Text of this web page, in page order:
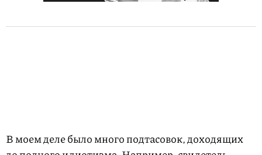
В моем деле было много подтасовок, доходящих